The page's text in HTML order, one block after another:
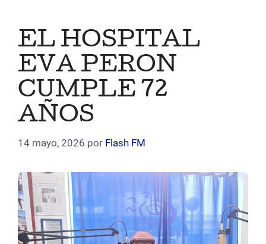
EL HOSPITAL
EVA PERON
CUMPLE 72
AÑOS
14 mayo, 2026 por Flash FM